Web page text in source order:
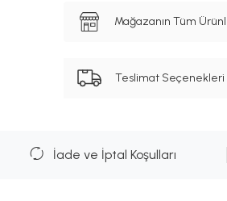
Mağazanın Tüm
Teslimat Seçenekleri
İade ve İptal Koşulları